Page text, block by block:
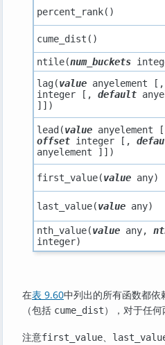
percent_rank()
cume_dist()
ntile(num_buckets
lag(value anyelement [,
integer[, default
]])
lead(value anyelement
offset integer[,
anyelement ]])
first_value(value any)
last_value(value any)
nth_value(value any,
integer)
在表 9.60中列出的所有函数都依
（包括 cume_dist），对于任何
注意first_value、